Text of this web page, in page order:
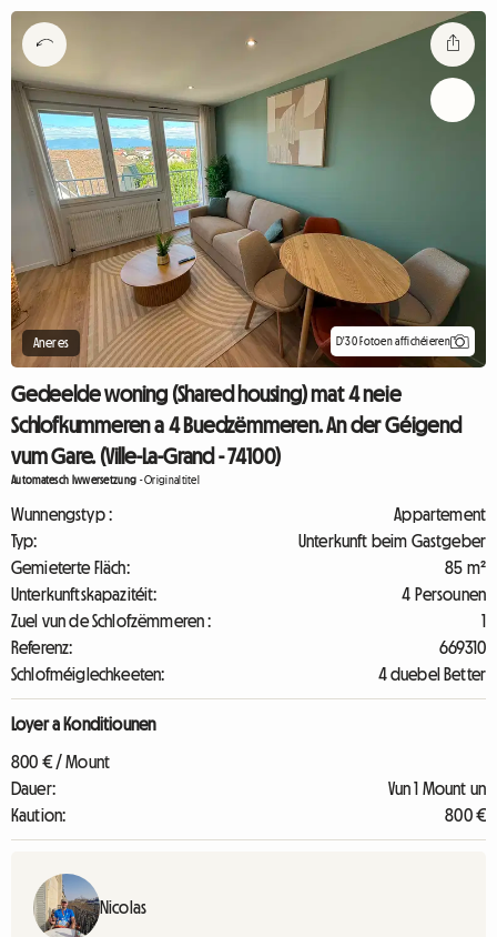
Aneres D'30 Fotoen affichéieren
Gedeelde woning (Shared housing) mat 4 neie
Schlofkummeren a 4 Buedzëmmeren. An der Géigend
vum Gare. (Ville-La-Grand - 74100)
Automatesch Iwwersetzung -Originaltitel
Wunnengstyp :
Appartement
Typ:
Unterkunft beim Gastgeber
Gemieterte Fläch:
85 m²
Unterkunftskapazitéit:
4 Persounen
Zuel vun de Schlofzëmmeren :
1
Referenz:
669310
Schlofméiglechkeeten:
4 duebel Better
Loyer a Konditiounen
800 € / Mount
Dauer:
Vun 1 Mount un
Kaution:
800 €
Nicolas